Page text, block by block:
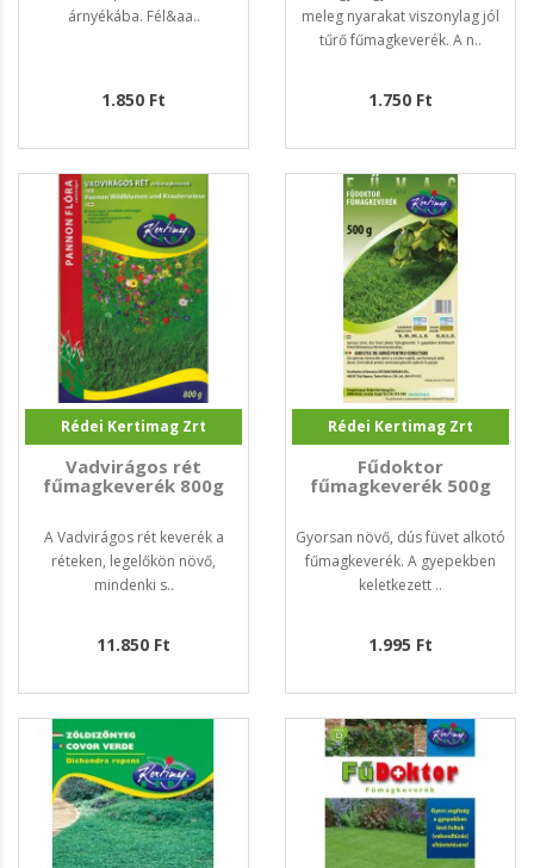
árnyékába. Fél&aa..
1.850 Ft
meleg nyarakat viszonylag jól
tűrő fűmagkeverék. A n..
1.750 Ft
Rédei Kertimag Zrt
Vadvirágos rét
fűmagkeverék 800g
A Vadvirágos rét keverék a
réteken, legelőkön növő,
mindenki s..
11.850 Ft
Rédei Kertimag Zrt
Fűdoktor
fűmagkeverék 500g
Gyorsan növő, dús füvet alkotó
fűmagkeverék. A gyepekben
keletkezett ..
1.995 Ft